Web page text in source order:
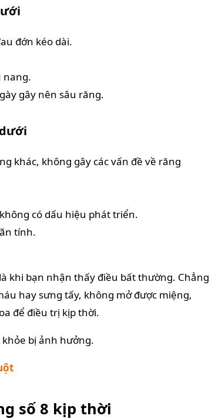
đớn kéo dài.
nang.
gây nên sâu răng.
khác, không gây các vấn đề về răng
có dấu hiệu phát triển.
tính.
khi bạn nhận thấy điều bất thường. Chẳng
hay sưng tấy, không mở được miệng,
để điều trị kịp thời.
khỏe bị ảnh hưởng.
số 8 kịp thời